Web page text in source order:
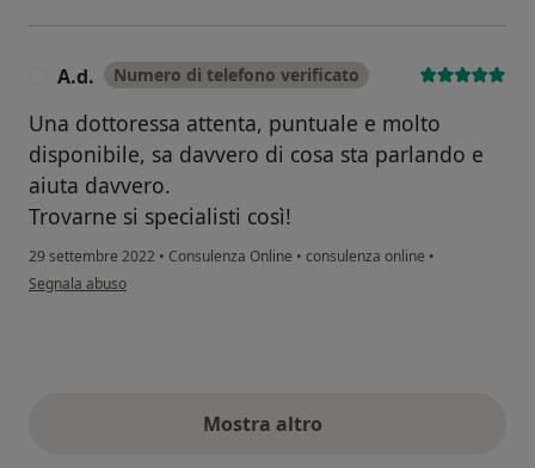
A.d. Numero di telefono verificato
Una dottoressa attenta, puntuale e molto
disponibile, sa davvero di cosa sta parlando e
aiuta davvero.
Trovarne si specialisti così!
29 settembre 2022 • Consulenza Online • consulenza online •
secondo l'opinione dell'utente A.d.
Segnala abuso
Mostra altroopinioni di cui sopra